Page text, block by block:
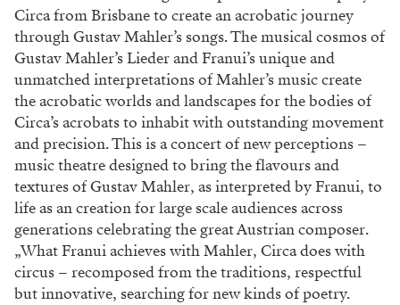
Circa from Brisbane to create an acrobatic journey
through Gustav Mahler’s songs. The musical cosmos of
Gustav Mahler’s Lieder and Franui’s unique and
unmatched interpretations of Mahler’s music create
the acrobatic worlds and landscapes for the bodies of
Circa’s acrobats to inhabit with outstanding movement
and precision. This is a concert of new perceptions –
music theatre designed to bring the flavours and
textures of Gustav Mahler, as interpreted by Franui, to
life as an creation for large scale audiences across
generations celebrating the great Austrian composer.
„What Franui achieves with Mahler, Circa does with
circus – recomposed from the traditions, respectful
but innovative, searching for new kinds of poetry.